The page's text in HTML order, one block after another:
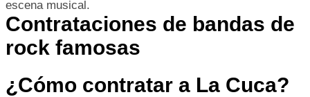
escena musical.
Contrataciones de bandas de
rock famosas
¿Cómo contratar a La Cuca?